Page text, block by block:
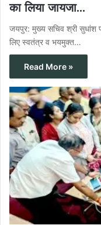
का लिया जायजा…
जयपुर: मुख्य सचिव श्री सुधांश
लिए स्वतंत्र व भयमुक्त…
Read More »